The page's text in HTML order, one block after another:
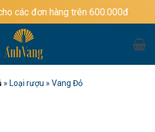
trên 600.000đ
» Loại rượu » Vang Đỏ